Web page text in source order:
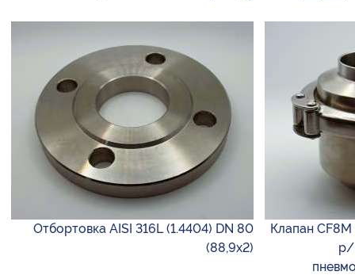
Отбортовка AISI 316L (1.4404) DN 80
(88,9х2)
Клапан
р/